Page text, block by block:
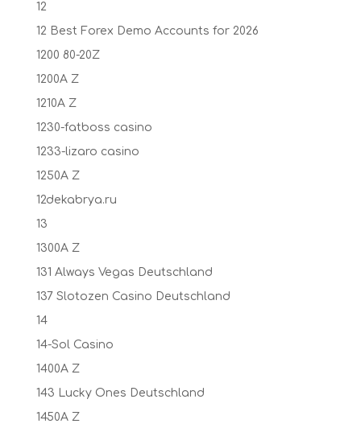
12
12 Best Forex Demo Accounts for 2026
1200 80-20Z
1200A Z
1210A Z
1230-fatboss casino
1233-lizaro casino
1250A Z
12dekabrya.ru
13
1300A Z
131 Always Vegas Deutschland
137 Slotozen Casino Deutschland
14
14-Sol Casino
1400A Z
143 Lucky Ones Deutschland
1450A Z